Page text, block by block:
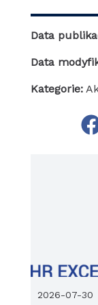
Data
Data
Kategorie:
2026-07-30